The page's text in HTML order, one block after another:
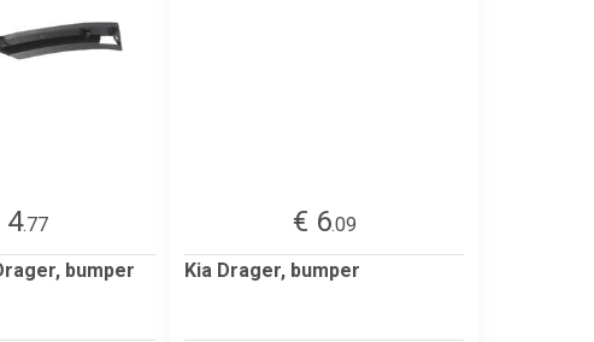
4.77
bumper
€ 6.09
Kia Drager, bumper